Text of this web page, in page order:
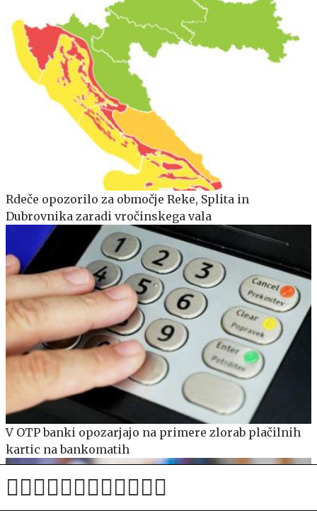
Rdeče opozorilo za območje Reke, Splita in
Dubrovnika zaradi vročinskega vala
V OTP banki opozarjajo na primere zlorab plačilnih
kartic na bankomatih